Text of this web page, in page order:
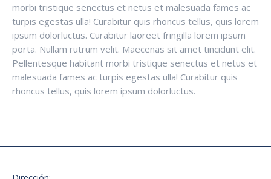
morbi tristique senectus et netus et malesuada fames ac
turpis egestas ulla! Curabitur quis rhoncus tellus, quis lorem
ipsum dolorluctus. Curabitur laoreet fringilla lorem ipsum
porta. Nullam rutrum velit. Maecenas sit amet tincidunt elit.
Pellentesque habitant morbi tristique senectus et netus et
malesuada fames ac turpis egestas ulla! Curabitur quis
rhoncus tellus, quis lorem ipsum dolorluctus.